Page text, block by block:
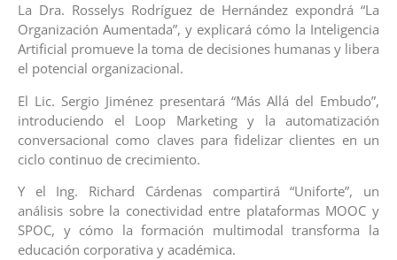
La Dra. Rosselys Rodríguez de Hernández expondrá “La
Organización Aumentada”, y explicará cómo la Inteligencia
Artificial promueve la toma de decisiones humanas y libera
el potencial organizacional.
El Lic. Sergio Jiménez presentará “Más Allá del Embudo”,
introduciendo el Loop Marketing y la automatización
conversacional como claves para fidelizar clientes en un
ciclo continuo de crecimiento.
Y el Ing. Richard Cárdenas compartirá “Uniforte”, un
análisis sobre la conectividad entre plataformas MOOC y
SPOC, y cómo la formación multimodal transforma la
educación corporativa y académica.